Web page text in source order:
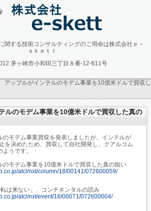
関する技術コンサルティングのご用命は株式会社ｅ－
ｓｋｅｔｔ
茅ヶ崎市小和田三丁目８番-12-611号
アップルがインテルのモデム事業を10億米ドルで買収し
ルのモデム事業を10億米ドルで買収した真の
のモデム事業買収を発表しましたが、インテルが
を決めたため、買収して自社開発し、クアルコム
うです。
のモデム事業を10億米ドルで買収した真の狙い
atcl/nxt/column/18/00141/072600059/
転は来ない」、コンチネンタルの読み
atcl/nxt/event/18/00071/072600004/